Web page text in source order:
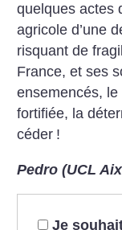
quelques actes
agricole d’une
risquant de
France, et ses
ensemencés,
fortifiée, la
céder !
Pedro (UCL
Je